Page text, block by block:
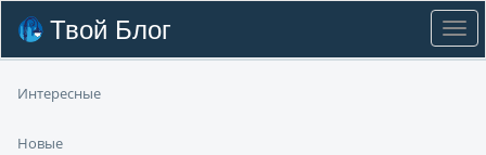
Твой Блог
Интересные
Новые